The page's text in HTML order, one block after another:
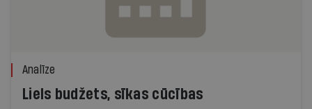
Analīze
Liels budžets, sīkas cūcības